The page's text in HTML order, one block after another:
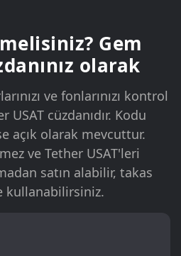
Gem
olarak
ve fonlarınızı kontrol
cüzdanıdır. Kodu
açık olarak mevcuttur.
ve Tether USAT'leri
satın alabilir, takas
kullanabilirsiniz.